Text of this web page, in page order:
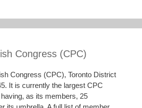
Congress (CPC)
Congress (CPC), Toronto District
It is currently the largest CPC
as its members, 25